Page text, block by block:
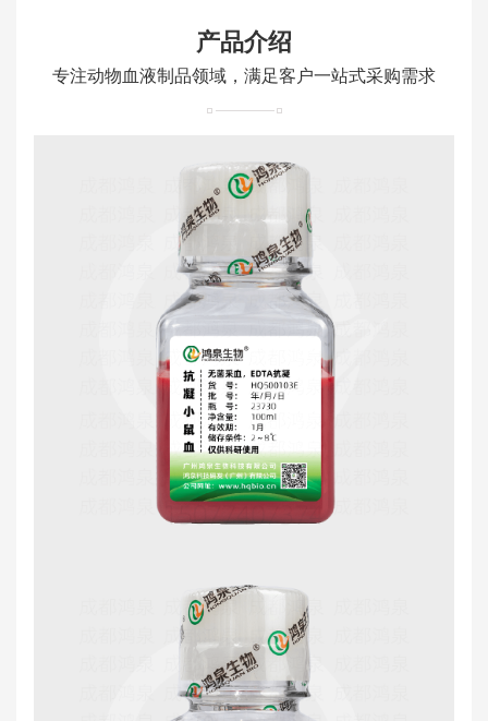
产品介绍
专注动物血液制品领域，满足客户一站式采购需求